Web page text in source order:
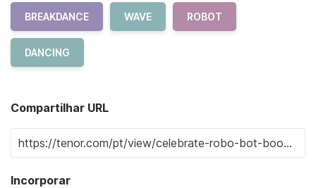
BREAKDANCE WAVE ROBOT
DANCING
Compartilhar URL
Incorporar